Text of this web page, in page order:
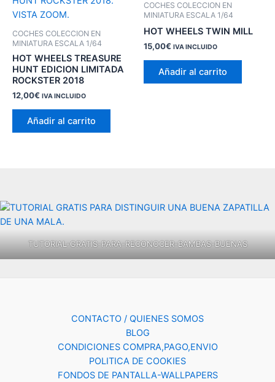
COCHES COLECCION EN
MINIATURA ESCALA 1/64
HOT WHEELS TREASURE
HUNT EDICION LIMITADA
ROCKSTER 2018
12,00€ IVA INCLUIDO
Añadir al carrito
COCHES COLECCION EN
MINIATURA ESCALA 1/64
HOT WHEELS TWIN MILL
15,00€ IVA INCLUIDO
Añadir al carrito
TUTORIAL-GRATIS-PARA-RECONOCER-BAMBAS-BUENAS
CONTACTO / QUIENES SOMOS
BLOG
CONDICIONES COMPRA,PAGO,ENVIO
POLITICA DE COOKIES
FONDOS DE PANTALLA-WALLPAPERS